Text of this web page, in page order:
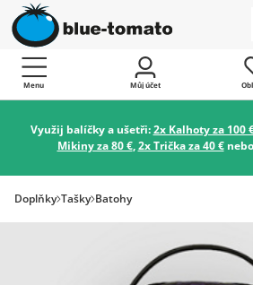
Menu Můj účet
Využij balíčky a ušetři:2x Kalhoty za 100
Mikiny za 80 €,2x Trička za 40 €nebo
Doplňky Tašky Batohy